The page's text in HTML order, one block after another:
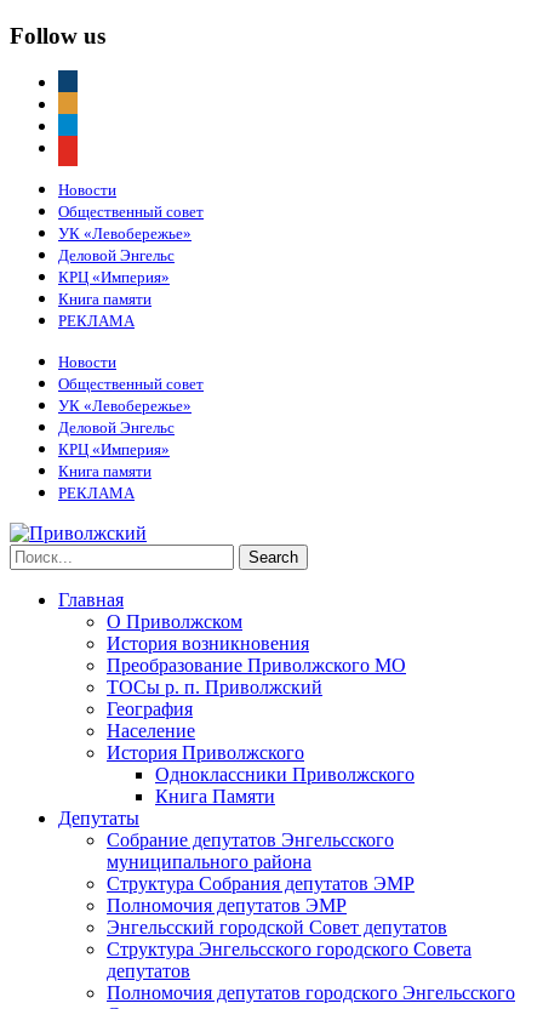
Follow us
Новости
Общественный совет
УК «Левобережье»
Деловой Энгельс
КРЦ «Империя»
Книга памяти
РЕКЛАМА
Новости
Общественный совет
УК «Левобережье»
Деловой Энгельс
КРЦ «Империя»
Книга памяти
РЕКЛАМА
Главная
О Приволжском
История возникновения
Преобразование Приволжского МО
ТОСы р. п. Приволжский
География
Население
История Приволжского
Одноклассники Приволжского
Книга Памяти
Депутаты
Собрание депутатов Энгельсского
муниципального района
Структура Собрания депутатов ЭМР
Полномочия депутатов ЭМР
Энгельсский городской Совет депутатов
Структура Энгельсского городского Совета
депутатов
Полномочия депутатов городского Энгельсского